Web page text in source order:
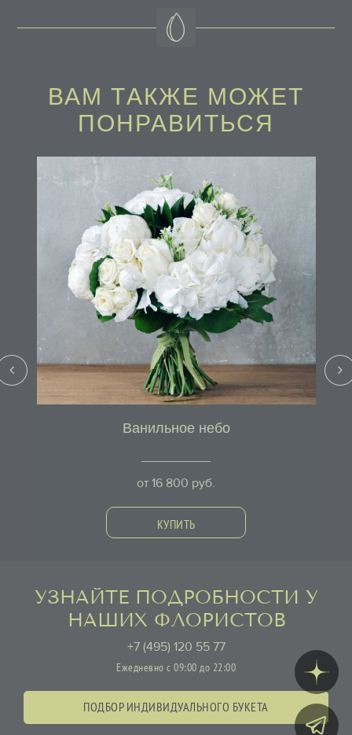
ВАМ ТAКЖЕ МОЖЕТ
ПОНРАВИТЬСЯ
Ванильное небо
от16 800 руб.
КУПИТЬ
УЗНАЙТЕ ПОДРОБНОСТИ У
НАШИХ ФЛОРИСТОВ
+7 (495) 120 55 77
Ежедневно с 09:00 до 22:00
ПОДБОР ИНДИВИДУАЛЬНОГО БУКЕТА